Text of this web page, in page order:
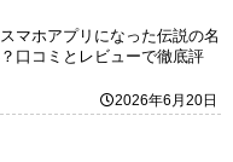
マホアプリになった伝説の名
口コミとレビューで徹底評
2026年6月20日